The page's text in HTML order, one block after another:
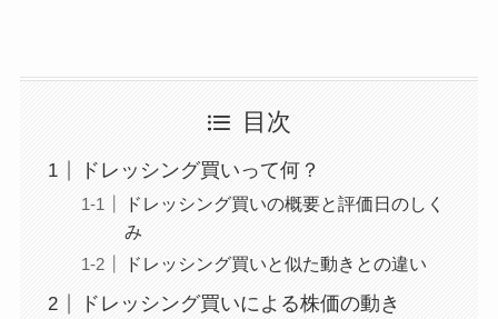
目次
ドレッシング買いって何？
ドレッシング買いの概要と評価日のしく
み
ドレッシング買いと似た動きとの違い
ドレッシング買いによる株価の動き